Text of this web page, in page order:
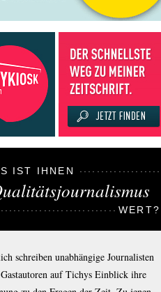
IST IHNEN
WERT?
schreiben unabhängige Journalisten
auf Tichys Einblick ihre